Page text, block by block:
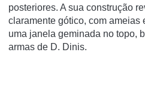
posteriores. A sua construção
claramente gótico, com ameias
uma janela geminada no topo,
armas de D. Dinis.